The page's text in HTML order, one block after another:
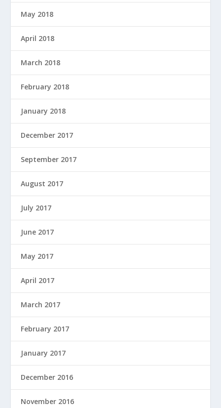
May 2018
April 2018
March 2018
February 2018
January 2018
December 2017
September 2017
August 2017
July 2017
June 2017
May 2017
April 2017
March 2017
February 2017
January 2017
December 2016
November 2016